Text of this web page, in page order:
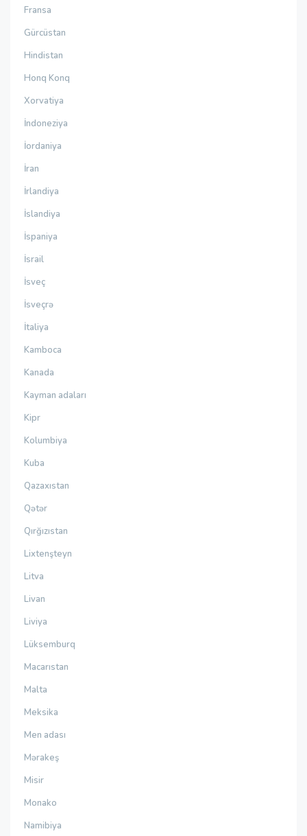
Fransa
Gürcüstan
Hindistan
Honq Konq
Xorvatiya
İndoneziya
İordaniya
İran
İrlandiya
İslandiya
İspaniya
İsrail
İsveç
İsveçrə
İtaliya
Kamboca
Kanada
Kayman adaları
Kipr
Kolumbiya
Kuba
Qazaxıstan
Qətər
Qırğızıstan
Lixtenşteyn
Litva
Livan
Liviya
Lüksemburq
Macarıstan
Malta
Meksika
Men adası
Mərakeş
Misir
Monako
Namibiya